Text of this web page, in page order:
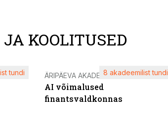
KOOLITUSED
tundi ÄRIPÄEVA AKADEEMIA
AI võimalused
finantsvaldkonnas
8 akadeemilist tundi